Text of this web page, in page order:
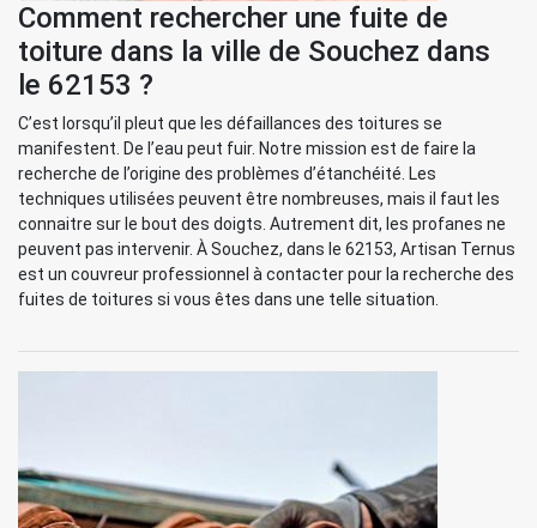
Comment rechercher une fuite de
toiture dans la ville de Souchez dans
le 62153 ?
C’est lorsqu’il pleut que les défaillances des toitures se
manifestent. De l’eau peut fuir. Notre mission est de faire la
recherche de l’origine des problèmes d’étanchéité. Les
techniques utilisées peuvent être nombreuses, mais il faut les
connaitre sur le bout des doigts. Autrement dit, les profanes ne
peuvent pas intervenir. À Souchez, dans le 62153, Artisan Ternus
est un couvreur professionnel à contacter pour la recherche des
fuites de toitures si vous êtes dans une telle situation.